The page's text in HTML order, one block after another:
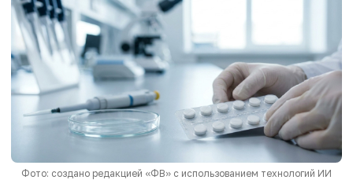
Фото: создано редакцией «ФВ» с использованием технологий ИИ